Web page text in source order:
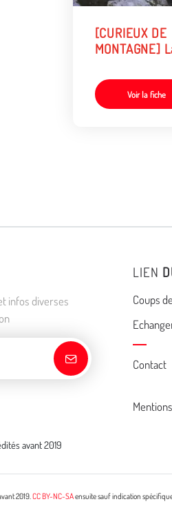
[CURIEUX DE
MONTAGNE]
de secrets !
Voir la fiche
infos diverses
avant 2019
LIEN
Coups
Contact
2019.CC BY-NC-SAensuite sauf indication